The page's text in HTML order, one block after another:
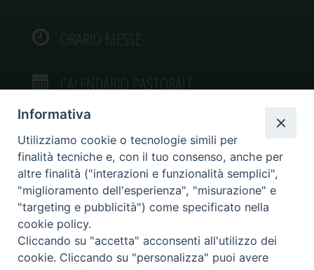
ORARIO MESSE
CALENDARIO PASTORALE
VIDEOGALLERY
PHOTOGALLERY
Informativa
Utilizziamo cookie o tecnologie simili per
finalità tecniche e, con il tuo consenso, anche per
altre finalità ("interazioni e funzionalità semplici",
"miglioramento dell'esperienza", "misurazione" e
"targeting e pubblicità") come specificato nella
cookie policy.
Cliccando su "accetta" acconsenti all'utilizzo dei
cookie. Cliccando su "personalizza" puoi avere